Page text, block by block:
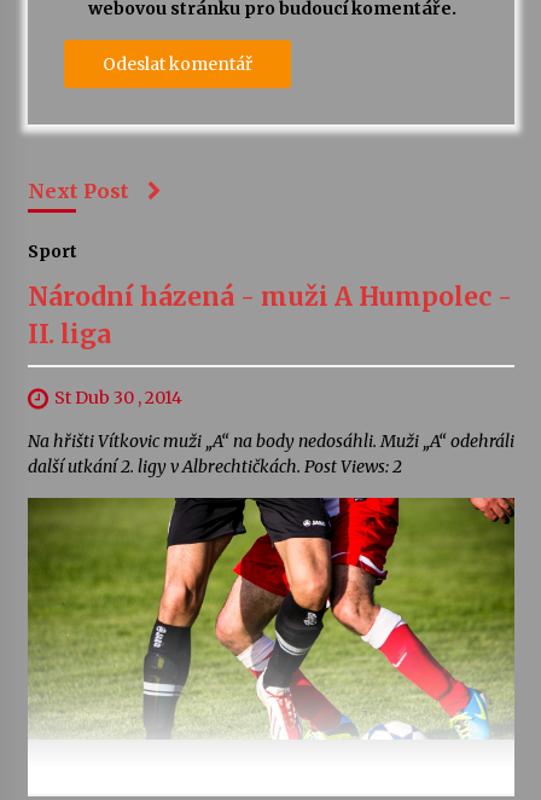
webovou stránku pro budoucí komentáře.
Next Post
Sport
Národní házená - muži A Humpolec -
II. liga
St Dub 30 , 2014
Na hřišti Vítkovic muži „A“ na body nedosáhli. Muži „A“ odehráli
další utkání 2. ligy v Albrechtičkách. Post Views: 2